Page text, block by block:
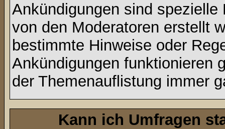
Ankündigungen sind
von den Moderatoren erstellt
bestimmte Hinweise oder
Ankündigungen funktionieren
der Themenauflistung immer
Kann ich Umfragen